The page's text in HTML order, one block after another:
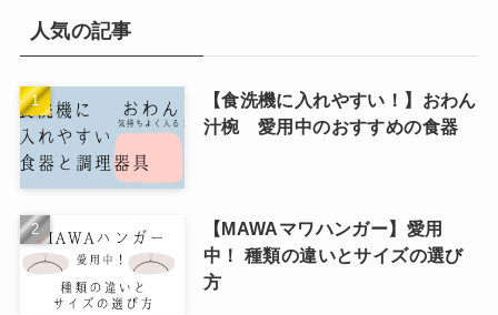
人気の記事
【食洗機に入れやすい！】おわん
汁椀 愛用中のおすすめの食器
【MAWAマワハンガー】愛用
中！ 種類の違いとサイズの選び
方